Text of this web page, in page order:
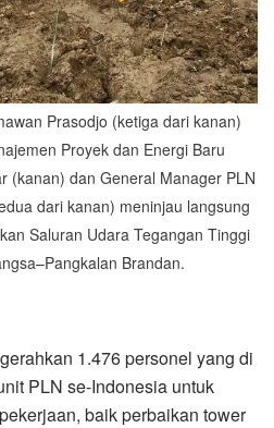
Prasodjo (ketiga dari kanan)
Proyek dan Energi Baru
(kanan) dan General Manager PLN
dari kanan) meninjau langsung
Saluran Udara Tegangan Tinggi
Brandan.
1.476 personel yang di
PLN se-Indonesia untuk
baik perbaikan tower